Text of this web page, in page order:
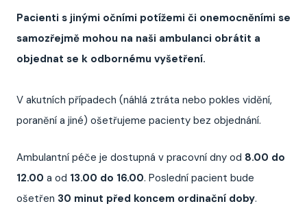
Pacienti s jinými očními potížemi či onemocněními se
samozřejmě mohou na naši ambulanci obrátit a
objednat se k odbornému vyšetření.
V akutních případech (náhlá ztráta nebo pokles vidění,
poranění a jiné) ošetřujeme pacienty bez objednání.
Ambulantní péče je dostupná v pracovní dny od 8.00 do
12.00 a od 13.00 do 16.00. Poslední pacient bude
ošetřen 30 minut před koncem ordinační doby.